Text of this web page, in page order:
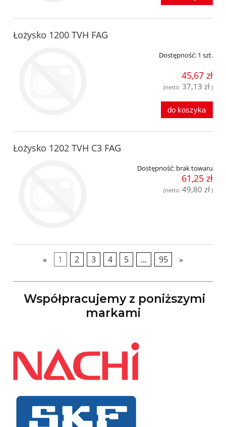
Łożysko 1200 TVH FAG
Dostępność: 1 szt.
45,67 zł
(netto: 37,13 zł )
do koszyka
Łożysko 1202 TVH C3 FAG
Dostępność: brak towaru
61,25 zł
(netto: 49,80 zł )
« 1 2 3 4 5 ... 95 »
Współpracujemy z poniższymi
markami